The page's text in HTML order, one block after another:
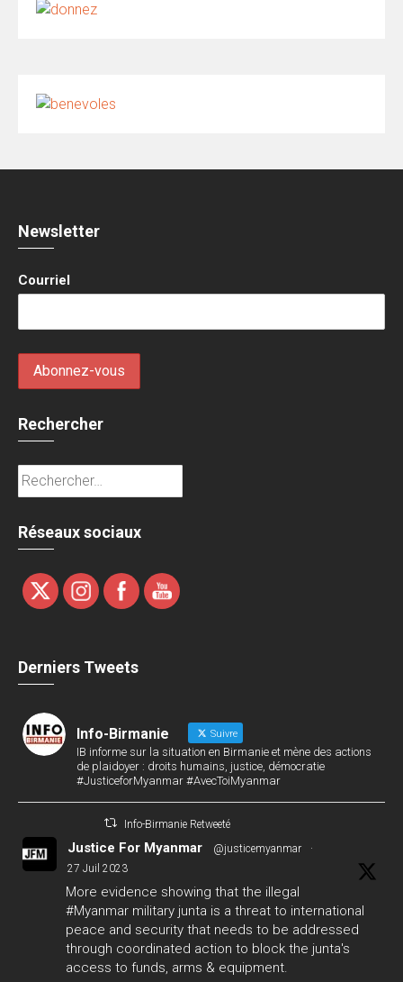
Newsletter
Courriel
Rechercher
Rechercher :
Réseaux sociaux
Derniers Tweets
Info-Birmanie Suivre
IB informe sur la situation en Birmanie et mène des actions
de plaidoyer : droits humains, justice, démocratie
#JusticeforMyanmar #AvecToiMyanmar
Info-Birmanie Retweeté
Justice For Myanmar @justicemyanmar
·
27 Juil 2023
More evidence showing that the illegal
#Myanmar military junta is a threat to international
peace and security that needs to be addressed
through coordinated action to block the junta's
access to funds, arms & equipment.